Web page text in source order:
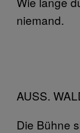
niemand.
AUSS.
Die Bühne